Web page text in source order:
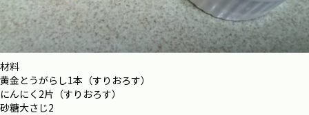
材料
黄金とうがらし1本（すりおろす）
にんにく2片（すりおろす）
砂糖大さじ2